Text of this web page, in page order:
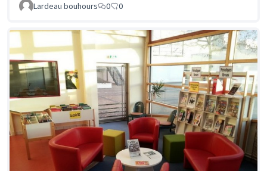
Lardeau bouhours
0 0